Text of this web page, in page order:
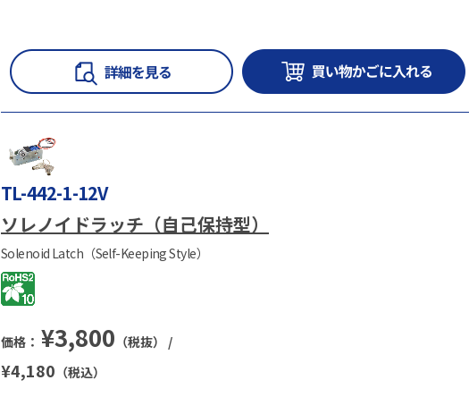
TL-442-1-12V
ソレノイドラッチ（自己保持型）
Solenoid Latch（Self-Keeping Style）
価格： ¥3,800 （税抜） /
¥4,180 （税込）